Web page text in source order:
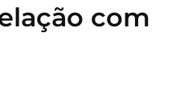
com